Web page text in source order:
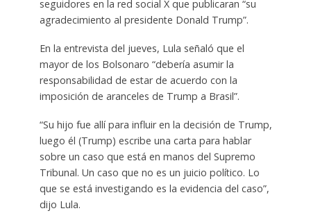
seguidores en la red social X que publicaran “su
agradecimiento al presidente Donald Trump”.
En la entrevista del jueves, Lula señaló que el
mayor de los Bolsonaro “debería asumir la
responsabilidad de estar de acuerdo con la
imposición de aranceles de Trump a Brasil”.
“Su hijo fue allí para influir en la decisión de Trump,
luego él (Trump) escribe una carta para hablar
sobre un caso que está en manos del Supremo
Tribunal. Un caso que no es un juicio político. Lo
que se está investigando es la evidencia del caso”,
dijo Lula.